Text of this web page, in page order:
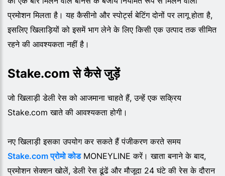
प्रमोशन मिलता है। यह कैसीनो और स्पोर्ट्स बेटिंग दोनों पर लागू होता है,
इसलिए खिलाड़ियों को इसमें भाग लेने के लिए किसी एक उत्पाद तक सीमित
रहने की आवश्यकता नहीं है।
Stake.com से कैसे जुड़ें
जो खिलाड़ी डेली रेस को आजमाना चाहते हैं, उन्हें एक सक्रिय
Stake.com खाते की आवश्यकता होगी।
नए खिलाड़ी इसका उपयोग कर सकते हैं पंजीकरण करते समय
Stake.com प्रोमो कोडMONEYLINE करें। खाता बनाने के बाद,
प्रमोशन सेक्शन खोलें, डेली रेस ढूंढें और मौजूदा 24 घंटे की रेस के दौरान